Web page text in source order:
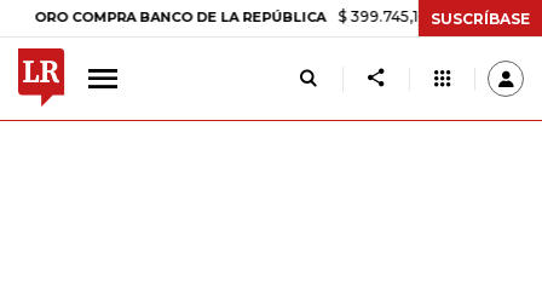
COMPRA BANCO DE LA REPÚBLICA $ 399.745,16 +$ 2.295,71 +0,58%
SUSCRÍBASE